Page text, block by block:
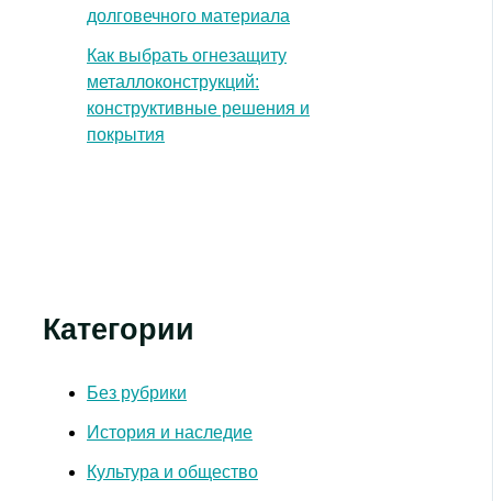
долговечного материала
Как выбрать огнезащиту
металлоконструкций:
конструктивные решения и
покрытия
Категории
Без рубрики
История и наследие
Культура и общество